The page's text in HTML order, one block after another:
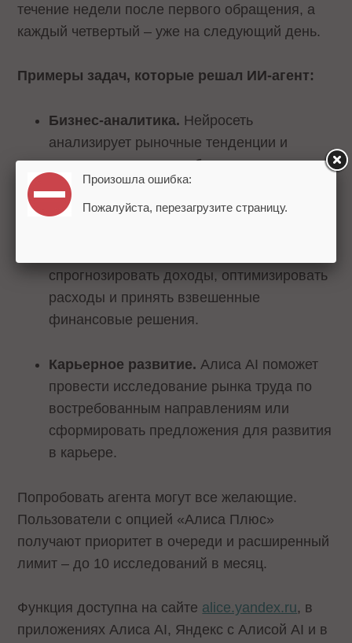
течение недели после первого обращения, а
каждый четвертый – уже на следующий день.
Примеры задач, которые решал ИИ-агент:
Бизнес-аналитика. Нейросеть
анализирует рыночные тенденции и
помогает принимать обоснованные
решения в профессиональной сфере.
спрогнозировать доходы, оптимизировать
расходы и принять взвешенные
финансовые решения.
Карьерное развитие. Алиса AI поможет
провести исследование рынка труда по
востребованным направлениям или
сформировать предложения для развития
в карьере.
Попробовать агента могут все желающие.
Пользователи с опцией «Алиса Плюс»
получают приоритет в очереди и расширенный
лимит – до 10 исследований в месяц.
Функция доступна на сайте alice.yandex.ru, в
приложениях Алиса AI, Яндекс с Алисой AI и в
Произошла ошибка:
Пожалуйста, перезагрузите страницу.